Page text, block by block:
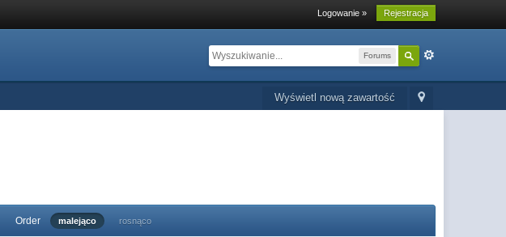
Logowanie » Rejestracja
Forums
Wyświetl nową zawartość
Order malejąco rosnąco